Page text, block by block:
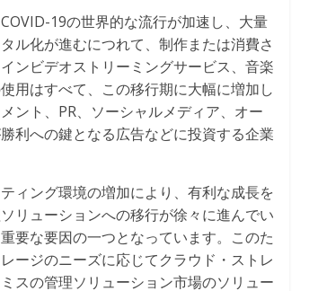
19の世界的な流行が加速し、大量
ル化が進むにつれて、制作または消費さ
ンビデオストリーミングサービス、音楽
用はすべて、この移行期に大幅に増加し
ント、PR、ソーシャルメディア、オー
利への鍵となる広告などに投資する企業
ィング環境の増加により、有利な成長を
リューションへの移行が徐々に進んでい
要な要因の一つとなっています。このた
ージのニーズに応じてクラウド・ストレ
スの管理ソリューション市場のソリュー